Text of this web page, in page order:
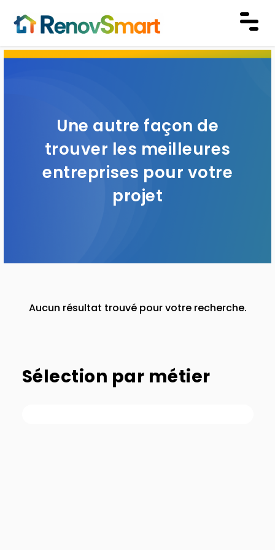
Une autre façon de
trouver les meilleures
entreprises pour votre
projet
Aucun résultat trouvé pour votre recherche.
Sélection par métier